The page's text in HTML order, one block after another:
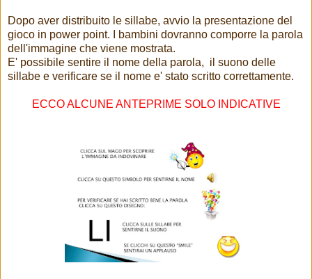
Dopo aver distribuito le sillabe, avvio la presentazione del
gioco in power point. I bambini dovranno comporre la parola
dell'immagine che viene mostrata.
E' possibile sentire il nome della parola, il suono delle
sillabe e verificare se il nome e' stato scritto correttamente.
ECCO ALCUNE ANTEPRIME SOLO INDICATIVE